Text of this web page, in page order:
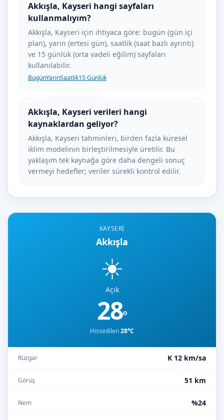
KAYSERI
Akkışla
☀️
Açık
28°
Hissedilen28°C
Rüzgar K 12 km/sa
Görüş 51 km
Nem %24
Akkışla, Kayseri hangi sayfaları
kullanmalıyım?
Akkışla, Kayseri için ihtiyaca göre: bugün (gün içi
plan), yarın (ertesi gün), saatlik (saat bazlı ayrıntı)
ve 15 günlük (orta vadeli eğilim) sayfaları
kullanılabilir.
BugünYarınSaatlik15 Günlük
Akkışla, Kayseri verileri hangi
kaynaklardan geliyor?
Akkışla, Kayseri tahminleri, birden fazla küresel
iklim modelinin birleştirilmesiyle üretilir. Bu
yaklaşım tek kaynağa göre daha dengeli sonuç
vermeyi hedefler; veriler sürekli kontrol edilir.